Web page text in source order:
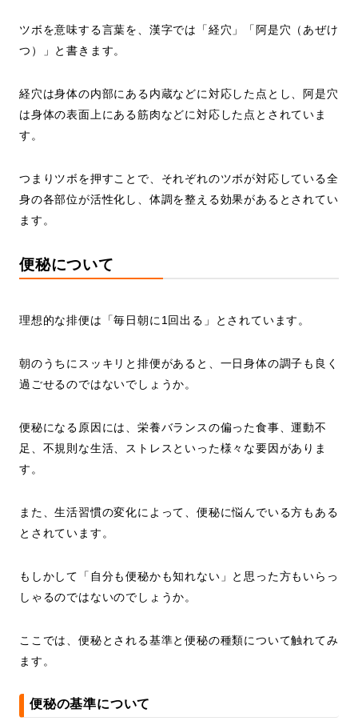
ツボを意味する言葉を、漢字では「経穴」「阿是穴（あぜけ
つ）」と書きます。
経穴は身体の内部にある内蔵などに対応した点とし、阿是穴
は身体の表面上にある筋肉などに対応した点とされていま
す。
つまりツボを押すことで、それぞれのツボが対応している全
身の各部位が活性化し、体調を整える効果があるとされてい
ます。
便秘について
理想的な排便は「毎日朝に1回出る」とされています。
朝のうちにスッキリと排便があると、一日身体の調子も良く
過ごせるのではないでしょうか。
便秘になる原因には、栄養バランスの偏った食事、運動不
足、不規則な生活、ストレスといった様々な要因がありま
す。
また、生活習慣の変化によって、便秘に悩んでいる方もある
とされています。
もしかして「自分も便秘かも知れない」と思った方もいらっ
しゃるのではないのでしょうか。
ここでは、便秘とされる基準と便秘の種類について触れてみ
ます。
便秘の基準について